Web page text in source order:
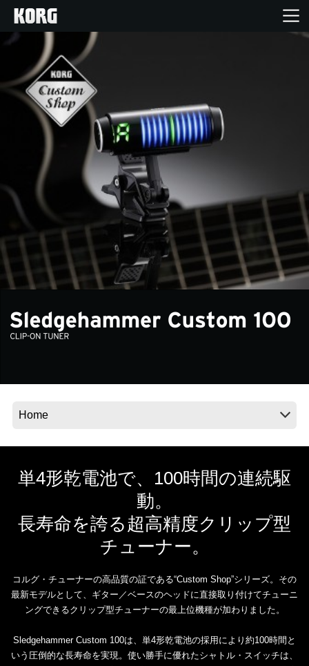
Home
Products
Import Products
Features
Support
Store Locator
Location
単4形乾電池で、100時間の連続駆
動。
長寿命を誇る超高精度クリップ型
チューナー。
コルグ・チューナーの高品質の証である“Custom Shop”シリーズ。その
最新モデルとして、ギター／ベースのヘッドに直接取り付けてチューニ
ングできるクリップ型チューナーの最上位機種が加わりました。
Sledgehammer Custom 100は、単4形乾電池の採用により約100時間と
いう圧倒的な長寿命を実現。使い勝手に優れたシャトル・スイッチは、